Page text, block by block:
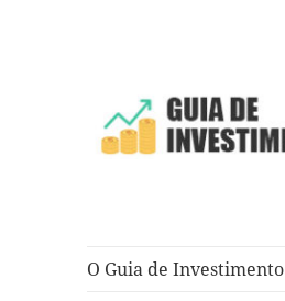
O Guia de Investimento